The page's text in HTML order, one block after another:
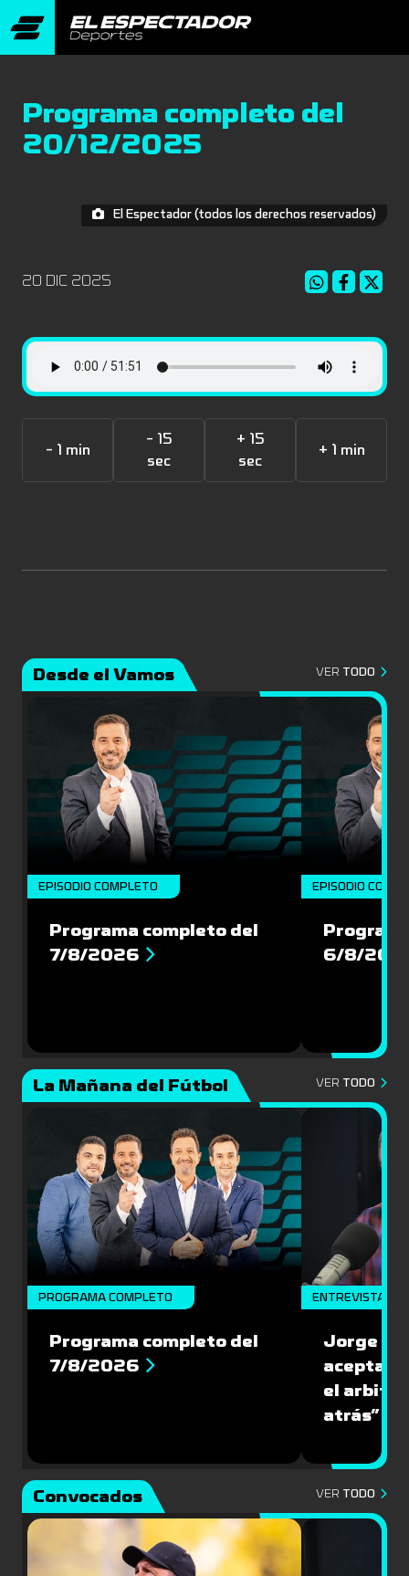
Programa completo del
20/12/2025
El Espectador (todos los derechos reservados)
20 DIC 2025
- 1 min
- 15
sec
+ 15
sec
+ 1 min
Desde el Vamos VER TODO
EPISODIO COMPLETO
Programa completo del
7/8/2026
EPISODIO
6/8/
La Mañana del Fútbol VER TODO
PROGRAMA COMPLETO
Programa completo del
7/8/2026
ENTREVISTA
Jorge
aceptar
el
atrás”
Convocados VER TODO